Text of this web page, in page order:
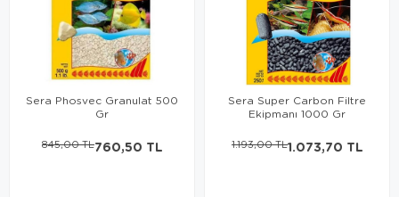
Sera Phosvec Granulat 500
Gr
760,50 TL
845,00 TL
Sera Super Carbon Filtre
Ekipmanı 1000 Gr
1.073,70 TL
1.193,00 TL